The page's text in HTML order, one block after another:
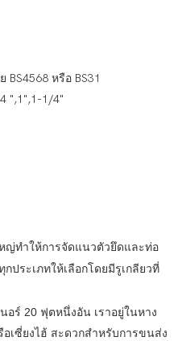
หรือ BS31
",1",1-1/4"
ญ่ทำให้การจัดแนวตัวยึดและท่อ
ประเภทให้เลือกโดยมีรูเกลียวที่
อร์ 20 ฟุตหนึ่งอัน เราอยู่ในหาง
อเซี่ยงไฮ้ สะดวกสำหรับการขนส่ง